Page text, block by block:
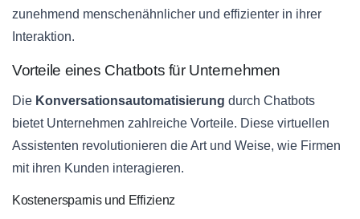
zunehmend menschenähnlicher und effizienter in ihrer
Interaktion.
Vorteile eines Chatbots für Unternehmen
Die Konversationsautomatisierung durch Chatbots
bietet Unternehmen zahlreiche Vorteile. Diese virtuellen
Assistenten revolutionieren die Art und Weise, wie Firmen
mit ihren Kunden interagieren.
Kostenersparnis und Effizienz